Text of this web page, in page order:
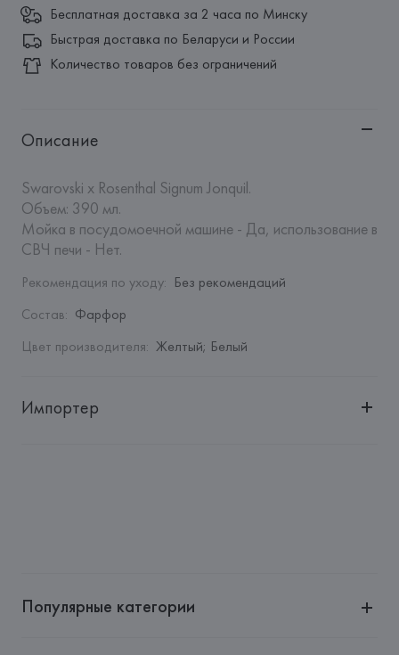
Бесплатная доставка за 2 часа по Минску
Быстрая доставка по Беларуси и России
Количество товаров без ограничений
Описание
Swarovski x Rosenthal Signum Jonquil.
Объем: 390 мл.
Мойка в посудомоечной машине - Да, использование в
СВЧ печи - Нет.
Рекомендация по уходу: Без рекомендаций
Состав: Фарфор
Цвет производителя: Желтый; Белый
Импортер
Страна происхождения товара:
Популярные категории